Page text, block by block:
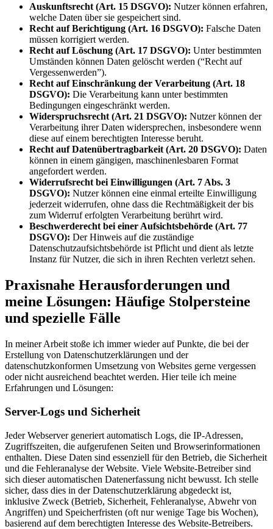
Auskunftsrecht (Art. 15 DSGVO): Nutzer können erfahren,
welche Daten über sie gespeichert sind.
Recht auf Berichtigung (Art. 16 DSGVO): Falsche Daten
müssen korrigiert werden.
Recht auf Löschung (Art. 17 DSGVO): Unter bestimmten
Umständen können Daten gelöscht werden (“Recht auf
Vergessenwerden”).
Recht auf Einschränkung der Verarbeitung (Art. 18
DSGVO): Die Verarbeitung kann unter bestimmten
Bedingungen eingeschränkt werden.
Widerspruchsrecht (Art. 21 DSGVO): Nutzer können der
Verarbeitung ihrer Daten widersprechen, insbesondere wenn
diese auf einem berechtigten Interesse beruht.
Recht auf Datenübertragbarkeit (Art. 20 DSGVO): Daten
können in einem gängigen, maschinenlesbaren Format
angefordert werden.
Widerrufsrecht bei Einwilligungen (Art. 7 Abs. 3
DSGVO): Nutzer können eine einmal erteilte Einwilligung
jederzeit widerrufen, ohne dass die Rechtmäßigkeit der bis
zum Widerruf erfolgten Verarbeitung berührt wird.
Beschwerderecht bei einer Aufsichtsbehörde (Art. 77
DSGVO): Der Hinweis auf die zuständige
Datenschutzaufsichtsbehörde ist Pflicht und dient als letzte
Instanz für Nutzer, die sich in ihren Rechten verletzt sehen.
Praxisnahe Herausforderungen und
meine Lösungen: Häufige Stolpersteine
und spezielle Fälle
In meiner Arbeit stoße ich immer wieder auf Punkte, die bei der
Erstellung von Datenschutzerklärungen und der
datenschutzkonformen Umsetzung von Websites gerne vergessen
oder nicht ausreichend beachtet werden. Hier teile ich meine
Erfahrungen und Lösungen:
Server-Logs und Sicherheit
Jeder Webserver generiert automatisch Logs, die IP-Adressen,
Zugriffszeiten, die aufgerufenen Seiten und Browserinformationen
enthalten. Diese Daten sind essenziell für den Betrieb, die Sicherheit
und die Fehleranalyse der Website. Viele Website-Betreiber sind
sich dieser automatischen Datenerfassung nicht bewusst. Ich stelle
sicher, dass dies in der Datenschutzerklärung abgedeckt ist,
inklusive Zweck (Betrieb, Sicherheit, Fehleranalyse, Abwehr von
Angriffen) und Speicherfristen (oft nur wenige Tage bis Wochen),
basierend auf dem berechtigten Interesse des Website-Betreibers.